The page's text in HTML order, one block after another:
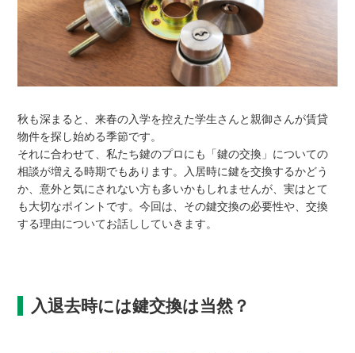
秋も深まると、来春の入学を控えた学生さんと親御さんが賃貸
物件を探し始める季節です。
それに合わせて、私たち鍵のプロにも「鍵の交換」についての
相談が増える時期でもあります。入居時に鍵を交換するかどう
か、意外と気にされない方も多いかもしれませんが、実はとて
も大切なポイントです。今回は、その鍵交換の必要性や、交換
する理由についてお話ししていきます。
入退去時には鍵交換は当然？